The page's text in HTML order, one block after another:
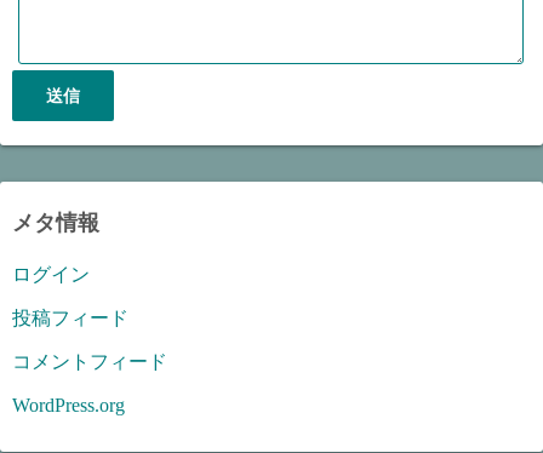
メタ情報
ログイン
投稿フィード
コメントフィード
WordPress.org